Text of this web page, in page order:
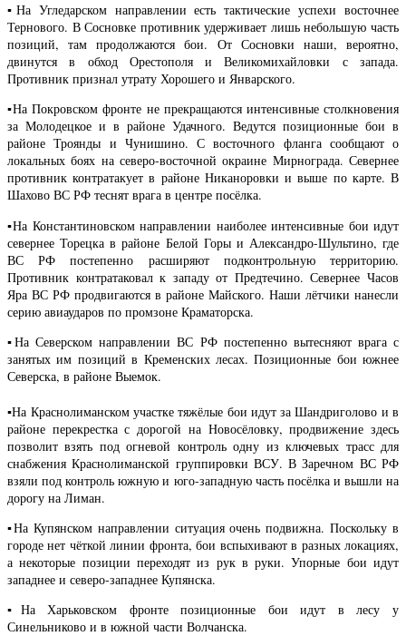
▪️На Угледарском направлении есть тактические успехи восточнее
Тернового. В Сосновке противник удерживает лишь небольшую часть
позиций, там продолжаются бои. От Сосновки наши, вероятно,
двинутся в обход Орестополя и Великомихайловки с запада.
Противник признал утрату Хорошего и Январского.
▪️На Покровском фронте не прекращаются интенсивные столкновения
за Молодецкое и в районе Удачного. Ведутся позиционные бои в
районе Троянды и Чунишино. С восточного фланга сообщают о
локальных боях на северо-восточной окраине Мирнограда. Севернее
противник контратакует в районе Никаноровки и выше по карте. В
Шахово ВС РФ теснят врага в центре посёлка.
▪️На Константиновском направлении наиболее интенсивные бои идут
севернее Торецка в районе Белой Горы и Александро-Шультино, где
ВС РФ постепенно расширяют подконтрольную территорию.
Противник контратаковал к западу от Предтечино. Севернее Часов
Яра ВС РФ продвигаются в районе Майского. Наши лётчики нанесли
серию авиаударов по промзоне Краматорска.
▪️На Северском направлении ВС РФ постепенно вытесняют врага с
занятых им позиций в Кременских лесах. Позиционные бои южнее
Северска, в районе Выемок.
▪️На Краснолиманском участке тяжёлые бои идут за Шандриголово и в
районе перекрестка с дорогой на Новосёловку, продвижение здесь
позволит взять под огневой контроль одну из ключевых трасс для
снабжения Краснолиманской группировки ВСУ. В Заречном ВС РФ
взяли под контроль южную и юго-западную часть посёлка и вышли на
дорогу на Лиман.
▪️На Купянском направлении ситуация очень подвижна. Поскольку в
городе нет чёткой линии фронта, бои вспыхивают в разных локациях,
а некоторые позиции переходят из рук в руки. Упорные бои идут
западнее и северо-западнее Купянска.
▪️На Харьковском фронте позиционные бои идут в лесу у
Синельниково и в южной части Волчанска.